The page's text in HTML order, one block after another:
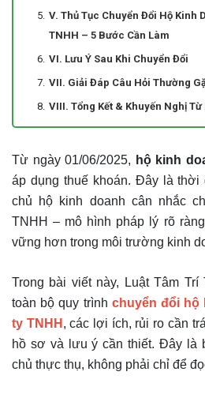
V. Thủ Tục Chuyển Đổi Hộ Kinh
TNHH – 5 Bước Cần Làm
VI. Lưu Ý Sau Khi Chuyển Đổi
VII. Giải Đáp Câu Hỏi Thường
VIII. Tổng Kết & Khuyến Nghị
Từ ngày 01/06/2025, hộ kinh
áp dụng thuế khoán. Đây là thời
chủ hộ kinh doanh cân nhắc
TNHH – mô hình pháp lý rõ
vững hơn trong môi trường kinh
Trong bài viết này, Luật Tâm
toàn bộ quy trình chuyển đổi hộ
ty TNHH , các lợi ích, rủi ro cần
hồ sơ và lưu ý cần thiết. Đây là
chủ thực thụ, không phải chỉ để